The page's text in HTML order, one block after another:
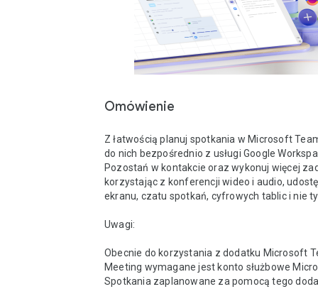
Omówienie
Z łatwością planuj spotkania w Microsoft
do nich bezpośrednio z usługi Google
Pozostań w kontakcie oraz wykonuj więcej
korzystając z konferencji wideo i audio,
ekranu, czatu spotkań, cyfrowych tablic i nie
Uwagi:
Obecnie do korzystania z dodatku Microsoft
Meeting wymagane jest konto służbowe
Spotkania zaplanowane za pomocą tego